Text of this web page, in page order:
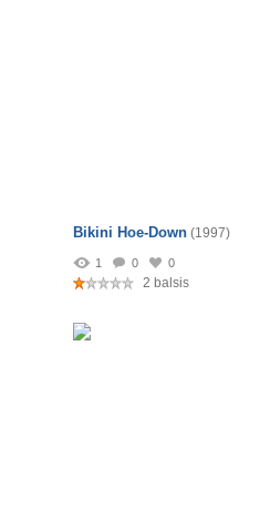
Bikini Hoe-Down (1997)
1 0 0
2 balsis